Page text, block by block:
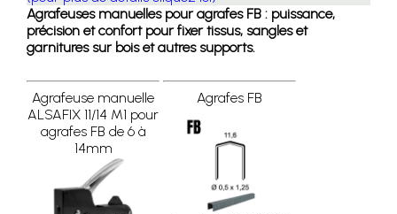
Agrafeuses manuelles pour agrafes FB : puissance,
précision et confort pour fixer tissus, sangles et
garnitures sur bois et autres supports.
Agrafeuse manuelle
ALSAFIX 11/14 M1 pour
agrafes FB de 6 à
14mm
Agrafes FB